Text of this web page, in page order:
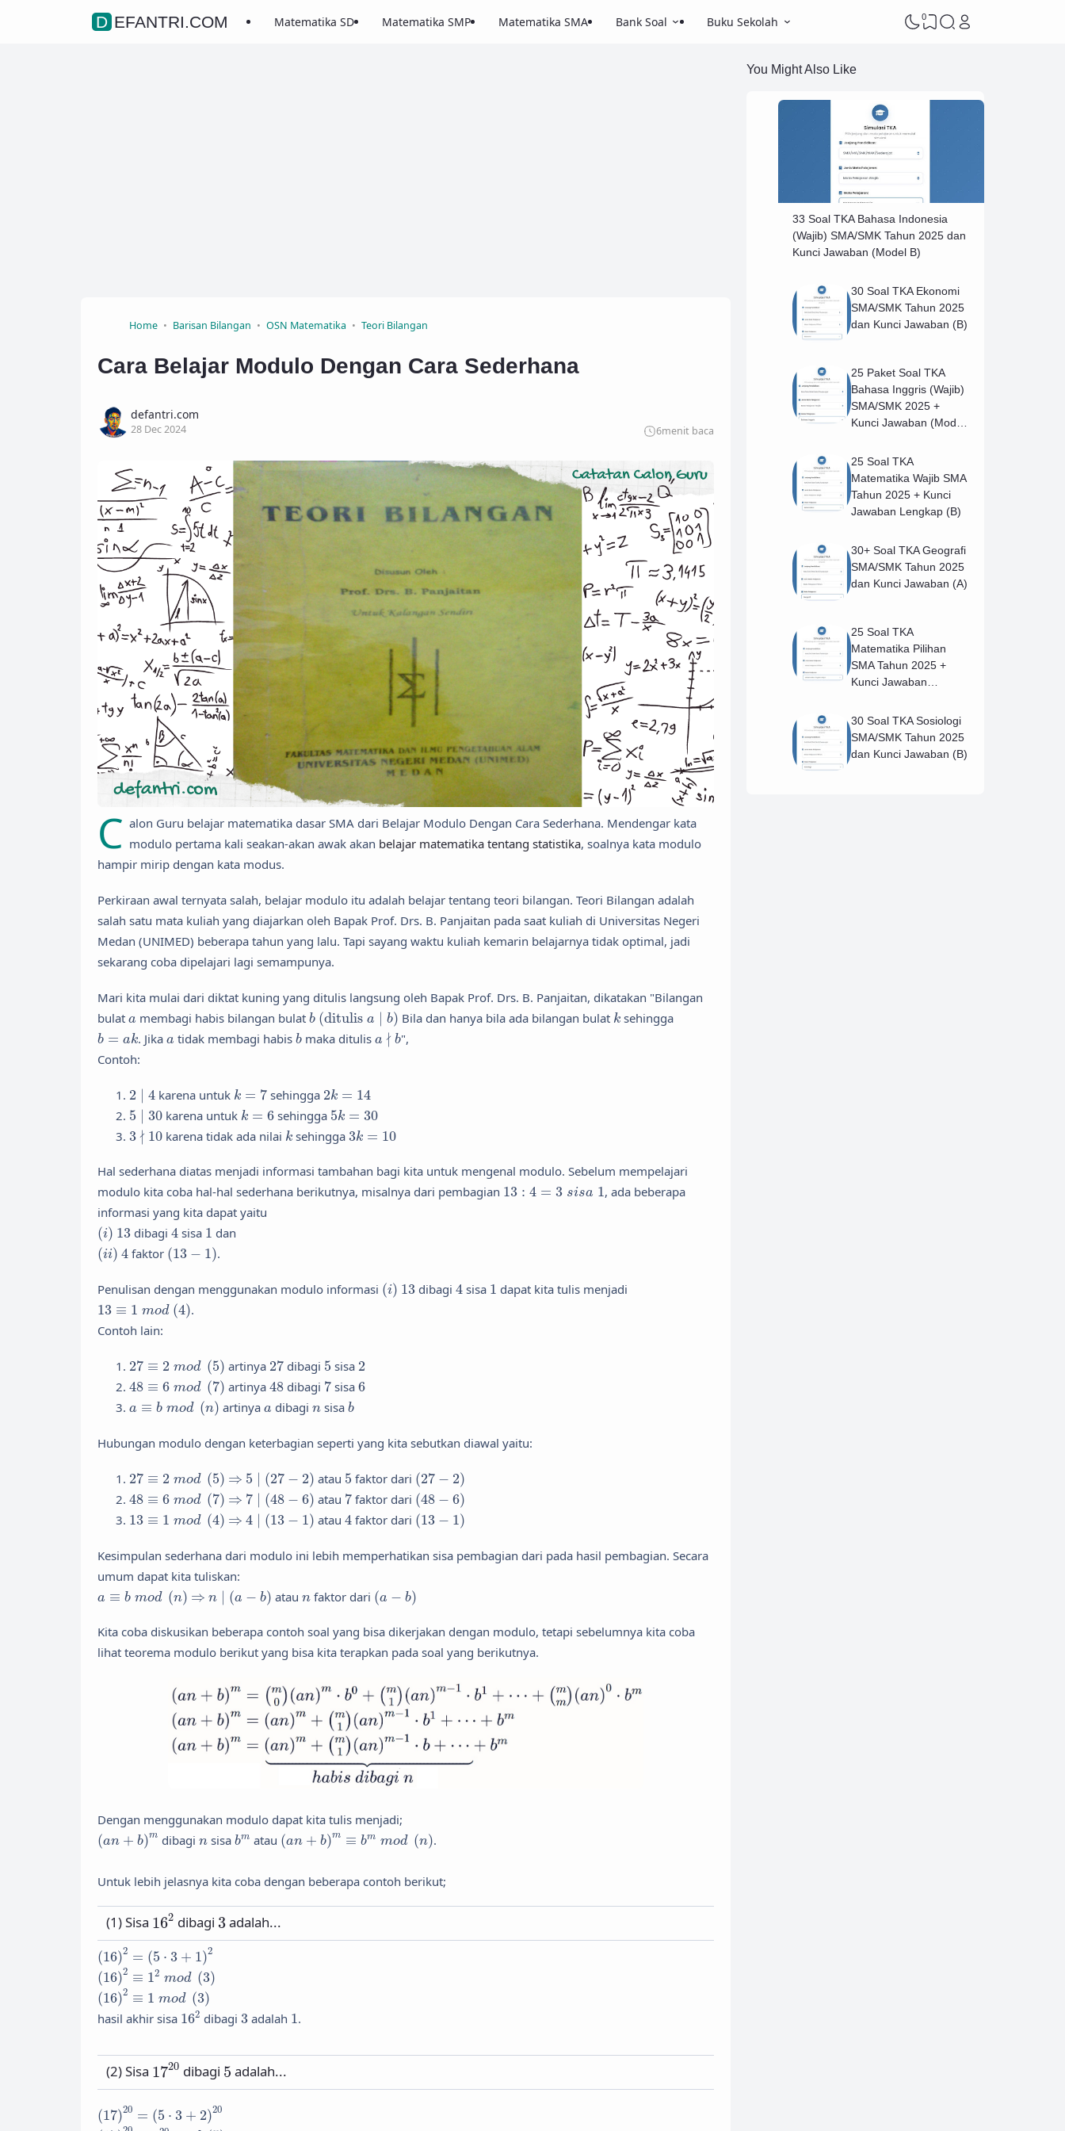
DEFANTRI.COM Matematika SD Matematika SMP Matematika SMA Bank Soal Buku Sekolah 0
Home Barisan Bilangan OSN Matematika Teori Bilangan
Cara Belajar Modulo Dengan Cara Sederhana
defantri.com
28 Dec 2024 6menit baca
C alon Guru belajar matematika dasar SMA dari Belajar Modulo Dengan Cara Sederhana. Mendengar kata
modulo pertama kali seakan-akan awak akan belajar matematika tentang statistika, soalnya kata modulo
hampir mirip dengan kata modus.
Perkiraan awal ternyata salah, belajar modulo itu adalah belajar tentang teori bilangan. Teori Bilangan adalah
salah satu mata kuliah yang diajarkan oleh Bapak Prof. Drs. B. Panjaitan pada saat kuliah di Universitas Negeri
Medan (UNIMED) beberapa tahun yang lalu. Tapi sayang waktu kuliah kemarin belajarnya tidak optimal, jadi
sekarang coba dipelajari lagi semampunya.
Mari kita mulai dari diktat kuning yang ditulis langsung oleh Bapak Prof. Drs. B. Panjaitan, dikatakan "Bilangan
bulat a
a membagi habis bilangan bulat b
b (ditulis a ∣ b)
(ditulis a ∣ b) Bila dan hanya bila ada bilangan bulat k
k sehingga
b = ak
b k . Jikaa
a tidak membagi habisb
b maka ditulisa ∤ b
a ∤b ",
Contoh:
2 ∣ 4
2 ∣ 4 karena untuk k = 7
k sehingga 2k = 14
2k 14
5 ∣ 30
5 ∣ 30 karena untuk k = 6
k sehingga 5k = 30
5k 30
3 ∤ 10
3 ∤ 10 karena tidak ada nilai k
k sehingga3k = 10
3k 10
Hal sederhana diatas menjadi informasi tambahan bagi kita untuk mengenal modulo. Sebelum mempelajari
modulo kita coba hal-hal sederhana berikutnya, misalnya dari pembagian 13 : 4 = 3 sisa 1
13 :4= 3 si sa 1
, ada beberapa
informasi yang kita dapat yaitu
(i)
(i) 13
13 dibagi 4
4 sisa 1
1 dan
(ii)
(ii) 4
4 faktor (13 − 1)
(13 ) .
Penulisan dengan menggunakan modulo informasi (i)
(i) 13
13 dibagi 4
4 sisa 1
1 dapat kita tulis menjadi
13 ≡ 1 mod (4)
13 ≡1 mod ( 4) .
Contoh lain:
27 ≡ 2 mod (5)
27 ≡2 mod ( 5) artinya 27
27 dibagi 5
5 sisa 2
2
48 ≡ 6 mod (7)
48 ≡6 mod ( 7) artinya48
48 dibagi 7
7 sisa6
6
a ≡ b mod (n)
a ≡b mod ( n) artinyaa
a dibagin
n sisab
b
Hubungan modulo dengan keterbagian seperti yang kita sebutkan diawal yaitu:
27 ≡ 2 mod (5)
27 ≡2 mo d ( 5) ⇒
⇒ 5 ∣ (27 − 2)
5 ∣ 27− atau 5
5 faktor dari (27 − 2)
(27 )
48 ≡ 6 mod (7)
48 ≡6 mo d ( 7) ⇒
⇒ 7 ∣ (48 − 6)
7 ∣ 48− atau 7
7 faktor dari (48 − 6)
(48 )
13 ≡ 1 mod (4)
13 ≡1 mo d ( 4) ⇒
⇒ 4 ∣ (13 − 1)
4 ∣ 13− atau4
4 faktor dari (13 − 1)
(13 )
Kesimpulan sederhana dari modulo ini lebih memperhatikan sisa pembagian dari pada hasil pembagian. Secara
umum dapat kita tuliskan:
a ≡ b mod (n)
a ≡b mo d ( n) ⇒
⇒ n ∣ (a − b)
n ∣ a− ataun
n faktor dari (a − b)
(a )
Kita coba diskusikan beberapa contoh soal yang bisa dikerjakan dengan modulo, tetapi sebelumnya kita coba
lihat teorema modulo berikut yang bisa kita terapkan pada soal yang berikutnya.
Dengan menggunakan modulo dapat kita tulis menjadi;
(an + b)m
(a +b )m dibagi n
nsisa bm
bmatau (an + b)m ≡ bm mod (n)
(a b )m≡ m m ( n) .
Untuk lebih jelasnya kita coba dengan beberapa contoh berikut;
(1) Sisa 162
162dibagi 3
3adalah...
(16)2 = (5 ⋅ 3 + 1)2
(16)2=(5⋅3+1)2
(16)2 ≡ 12 mod (3)
(16)2 2 m o d (3)
(16)2 ≡ 1 mod (3)
(16)2 m od (3)
hasil akhir sisa 162
162 dibagi 3
3adalah 1
1 .
(2) Sisa 1720
1720dibagi 5
5 adalah...
(17)20 = (5 ⋅ 3 + 2)20
(17)20 5⋅3 +2 20
(17 )20 20 m o d (5)
You Might Also Like
33 Soal TKA Bahasa Indonesia
(Wajib) SMA/SMK Tahun 2025 dan
Kunci Jawaban (Model B)
30 Soal TKA Ekonomi
SMA/SMK Tahun 2025
dan Kunci Jawaban (B)
25 Paket Soal TKA
Bahasa Inggris (Wajib)
SMA/SMK 2025 +
Kunci Jawaban (Model
25 Soal TKA
Matematika Wajib SMA
Tahun 2025 + Kunci
Jawaban Lengkap (B)
30+ Soal TKA Geografi
SMA/SMK Tahun 2025
dan Kunci Jawaban (A)
25 Soal TKA
Matematika Pilihan
SMA Tahun 2025 +
Kunci Jawaban
30 Soal TKA Sosiologi
SMA/SMK Tahun 2025
dan Kunci Jawaban (B)